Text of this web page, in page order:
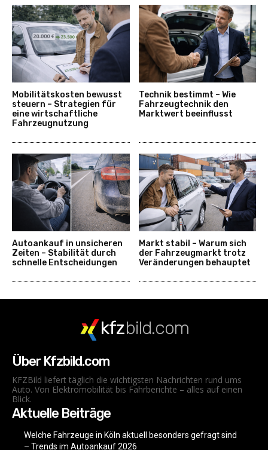
Mobilitätskosten bewusst
steuern – Strategien für
eine wirtschaftliche
Fahrzeugnutzung
Technik bestimmt – Wie
Fahrzeugtechnik den
Marktwert beeinflusst
Autoankauf in unsicheren
Zeiten – Stabilität durch
schnelle Entscheidungen
Markt stabil – Warum sich
der Fahrzeugmarkt trotz
Veränderungen behauptet
kfzbild.com
Über Kfzbild.com
KFZBild liefert täglich die wichtigsten Nachrichten rund ums
Auto. Von Elektromobilität bis Fahrberichte – alles auf einen
Blick.
Aktuelle Beiträge
Welche Fahrzeuge in Köln aktuell besonders gefragt sind
– Trends im Autoankauf 2026